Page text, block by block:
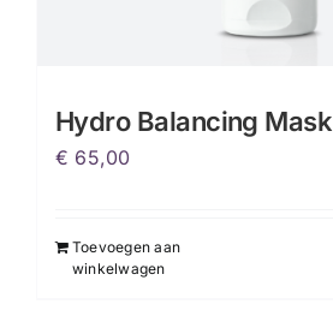
Hydro Balancing Mask
€ 65,00
Toevoegen aan
winkelwagen